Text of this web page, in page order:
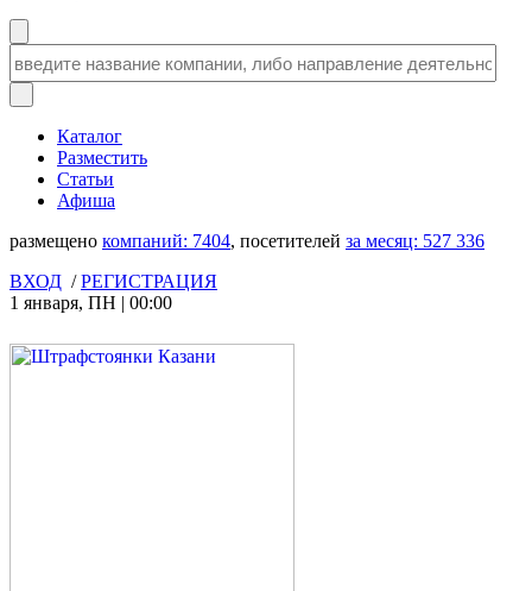
Каталог
Разместить
Статьи
Афиша
размещено компаний: 7404, посетителей за месяц: 527 336
ВХОД /РЕГИСТРАЦИЯ
1 января, ПН | 00:00